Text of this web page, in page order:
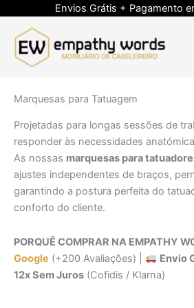
Envios Grátis + Pagamento
content
Marquesas para Tatuagem
Projetadas para longas sessões de
responder às necessidades
As nossas marquesas para
ajustes independentes de braços,
garantindo a postura perfeita do
conforto do cliente.
PORQUÊ COMPRAR NA EMPATHY
Google (+200 Avaliações) | Envio
12x Sem Juros (Cofidis / Klarna)